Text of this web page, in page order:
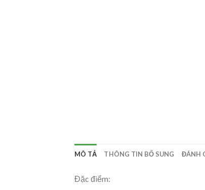
MÔ TẢ THÔNG TIN BỔ SUNG ĐÁNH
Đặc điểm: